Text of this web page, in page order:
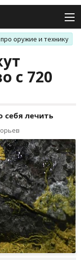
оружие и технику
с 720
лечить